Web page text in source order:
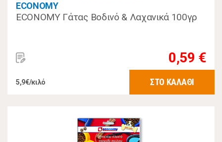
ECONOMY
ECONOMY Γάτας Βοδινό & Λαχανικά 100γρ
0,59 €
5,9€/κιλό ΣΤΟ ΚΑΛΑΘΙ